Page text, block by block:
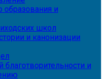
образования и
школ
и канонизации
и